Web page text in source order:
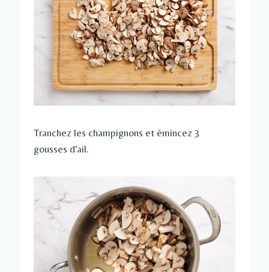
Tranchez les champignons et émincez 3
gousses d'ail.